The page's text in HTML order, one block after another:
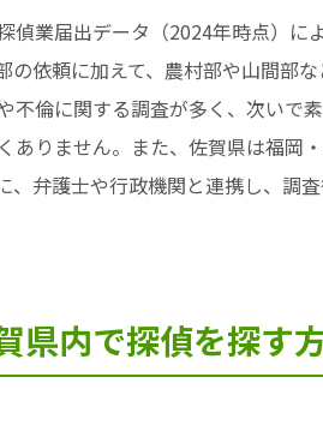
偵業届出データ（2024年時点）に
の依頼に加えて、農村部や山間部
不倫に関する調査が多く、次いで
ありません。また、佐賀県は福岡
、弁護士や行政機関と連携し、調
県内で探偵を探す